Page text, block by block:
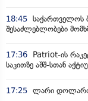
18:45 საქართველოს
შესაძლებლობები
17:36
Patriot-ის
საკითზე აშშ-სთან
17:25 ლარი